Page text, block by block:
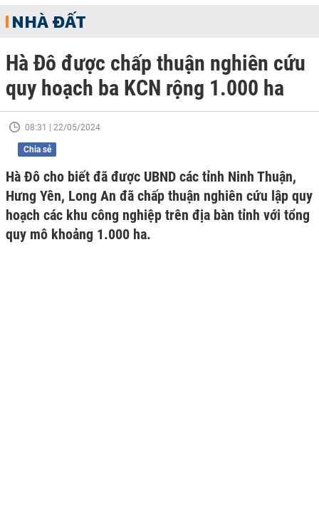
NHÀ ĐẤT
Hà Đô được chấp thuận nghiên cứu
quy hoạch ba KCN rộng 1.000 ha
08:31 | 22/05/2024
Chia sẻ
Hà Đô cho biết đã được UBND các tỉnh Ninh Thuận,
Hưng Yên, Long An đã chấp thuận nghiên cứu lập quy
hoạch các khu công nghiệp trên địa bàn tỉnh với tổng
quy mô khoảng 1.000 ha.